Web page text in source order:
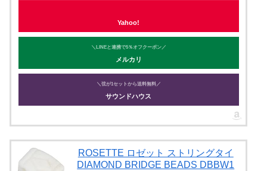
Yahoo!
＼LINEと連携で5％オフクーポン／
メルカリ
＼弦が1セットから送料無料／
サウンドハウス
ROSETTE ロゼット ストリングタイ
DIAMOND BRIDGE BEADS DBBW1